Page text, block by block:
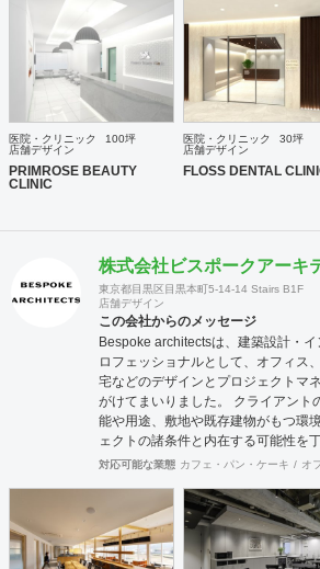
摯に向き合い、常にハイクオリティ
ます。
医院・クリニック
100坪
店舗デザイン
PRIMROSE BEAUTY
CLINIC
医院・クリニック
30坪
店舗デザイン
FLOSS DENTAL
株式会社ビスポークアーキ
東京都目黒区目黒本町5-14-14 Stairs B1F
店舗デザイン
この会社からのメッセージ
Bespoke architectsは、建築設計・
ロフェッショナルとして、オフィス
宅などのデザインとプロジェクトマ
がけてまいりました。 クライアント
能や用途、敷地や既存建物がもつ環
ェクトの諸条件と内在する可能性を
件でこそ可能な空間環境の豊かさを
計・ランドスケープデザイン等の専
築物や高度な設計にも対応致します
計・デザインに加えて、予算管理・
括管理等を含めたプロジェクトマネ
対応可能な業態 カフェ・パン・ケーキ オ